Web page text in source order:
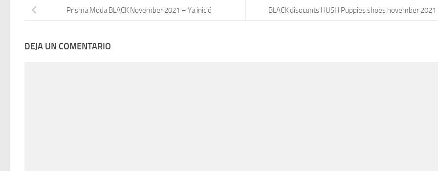
BLACK disocunts HUSH Puppies shoes november 2021
Prisma Moda BLACK November 2021 – Ya inició
DEJA UN COMENTARIO